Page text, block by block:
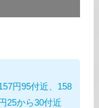
円95付近、158
25から30付近